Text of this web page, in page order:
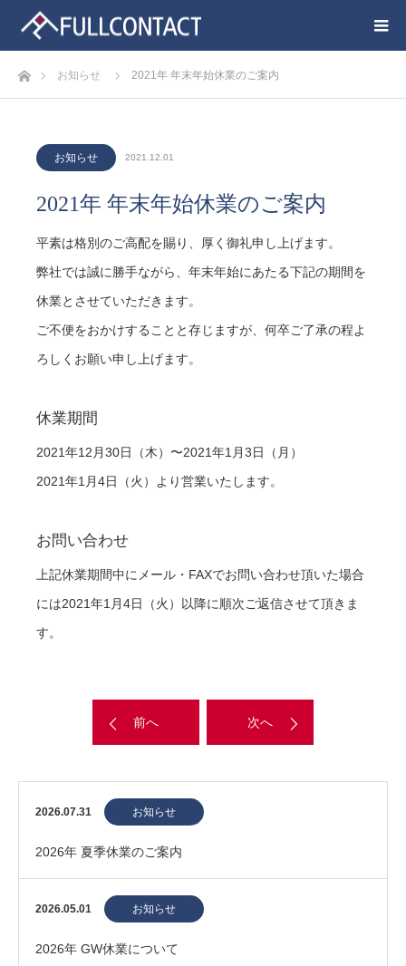
ホームお知らせ 2021年 年末年始休業のご案内
お知らせ 2021.12.01
2021年 年末年始休業のご案内
平素は格別のご高配を賜り、厚く御礼申し上げます。
弊社では誠に勝手ながら、年末年始にあたる下記の期間を
休業とさせていただきます。
ご不便をおかけすることと存じますが、何卒ご了承の程よ
ろしくお願い申し上げます。
休業期間
2021年12月30日（木）〜2021年1月3日（月）
2021年1月4日（火）より営業いたします。
お問い合わせ
上記休業期間中にメール・FAXでお問い合わせ頂いた場合
には2021年1月4日（火）以降に順次ご返信させて頂きま
す。
前へ 次へ
2026.07.31 お知らせ
2026年 夏季休業のご案内
2026.05.01 お知らせ
2026年 GW休業について